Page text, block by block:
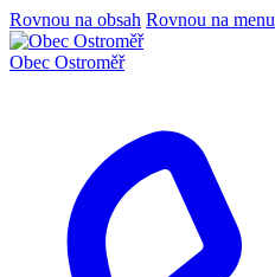
Rovnou na obsah Rovnou na menu
Obec Ostroměř